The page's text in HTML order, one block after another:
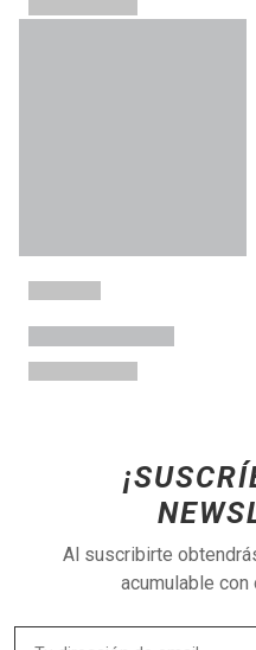
Al suscribirte
acumulable